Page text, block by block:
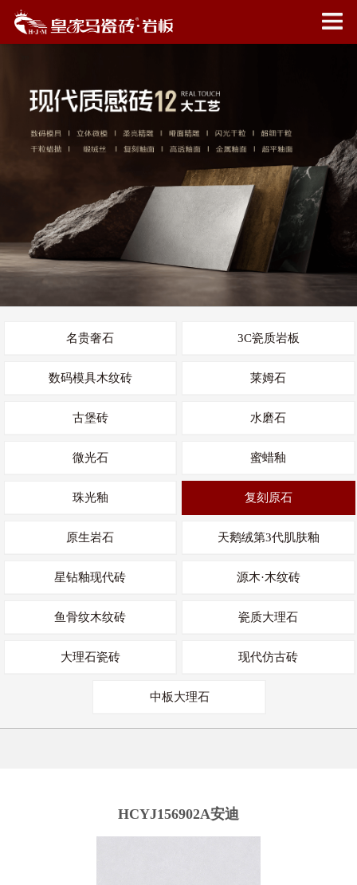
名贵奢石 3C瓷质岩板
数码模具木纹砖 莱姆石
古堡砖 水磨石
微光石 蜜蜡釉
珠光釉 复刻原石
原生岩石 天鹅绒第3代肌肤釉
星钻釉现代砖 源木·木纹砖
鱼骨纹木纹砖 瓷质大理石
大理石瓷砖 现代仿古砖
中板大理石
HCYJ156902A安迪